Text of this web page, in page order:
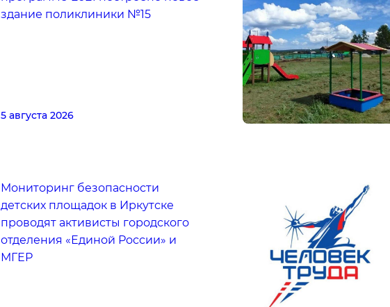
здание поликлиники №15
5 августа 2026
Мониторинг безопасности
детских площадок в Иркутске
проводят активисты городского
отделения «Единой России» и
МГЕР